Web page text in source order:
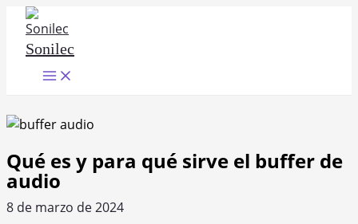
contenido
Sonilec
Main
Menu
Qué es y para qué sirve el buffer de
audio
8 de marzo de 2024